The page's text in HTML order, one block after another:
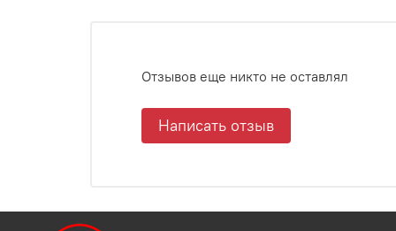
Отзывов еще никто не оставлял
Написать отзыв